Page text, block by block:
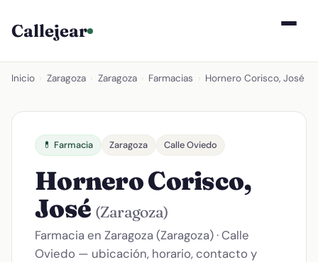
Callejear
Inicio Zaragoza Zaragoza Farmacias Hornero Corisco, José
💊 Farmacia Zaragoza Calle Oviedo
Hornero Corisco,
José (Zaragoza)
Farmacia en Zaragoza (Zaragoza) · Calle
Oviedo — ubicación, horario, contacto y